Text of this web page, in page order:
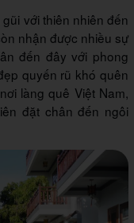
với thiên nhiên đến
nhận được nhiều sự
đến đây với phong
quyến rũ khó quên
làng quê Việt Nam,
đặt chân đến ngôi